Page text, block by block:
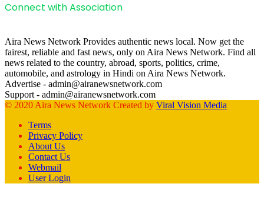
Connect with Association
Aira News Network Provides authentic news local. Now get the
fairest, reliable and fast news, only on Aira News Network. Find all
news related to the country, abroad, sports, politics, crime,
automobile, and astrology in Hindi on Aira News Network.
Advertise - admin@airanewsnetwork.com
Support - admin@airanewsnetwork.com
© 2020 Aira News Network Created by Viral Vision Media
Terms
Privacy Policy
About Us
Contact Us
Webmail
User Login